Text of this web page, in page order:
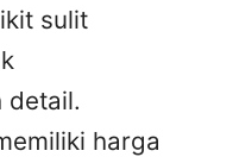
sulit
detail.
harga